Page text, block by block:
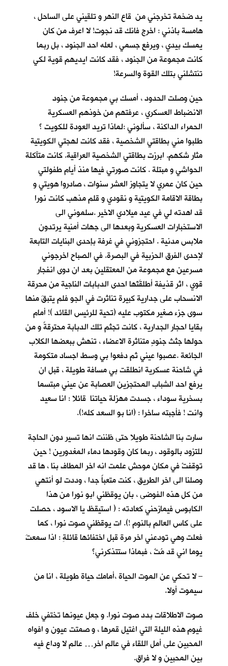
يد ضخمة تخرجني من قاع النهر و تلقيني على الساحل ،
هامسة باذني : اخرج فانك قد نجوت! لا اعرف من كان
يمسك بيدي ، ويرفع جسمي ، لعله احد الجنود ، بل ربما
كانت مجموعة من الجنود ، فقد كانت ايديهم قوية لكي
تنتشلني بتلك القوة والسرعة!
حين وصلت الحدود ، أمسك بي مجموعة من جنود
الانضباط العسكري ، عرفتهم من خوذهم العسكرية
الحمراء الداكنة ، سألوني :لماذا تريد العودة للكويت ؟
طلبوا مني بطاقتي الشخصية ، فقد كانت لهجتي الكويتية
مثار شكهم. ابرزت بطاقتي الشخصية العراقية. كانت متآكلة
الحواشي و مبتلة . كانت صورتي فيها منذ أيام طفولتي
حين كان عمري لا يتجاوز العشر سنوات ، صادروا هويتي و
بطاقة الاقامة الكويتية و نقودي و قلم مذهب كانت نورا
قد اهدته لي في عيد ميلادي الاخير .سلموني الى
الاستخبارات العسكرية وبعدها الى جهات أمنية يرتدون
ملابس مدنية . احتجزوني في غرفة بإحدى البنايات التابعة
لإحدى الفرق الحزبية في البصرة. في الصباح اخرجوني
مسرعين مع مجموعة من المعتقلين بعد ان دوى انفجار
قوي ، اثر قذيفة أطلقَتْها احدى الدبابات الناجية من محرقة
الانسحاب على جدارية كبيرة تناثرت في الجو فلم يتبقَ منها
سوى جزء صغير مكتوب عليه (تحية للرئيس القائد )! أمام
بقايا احجار الجدارية ، كانت تجثم تلك الدبابة محترقةً و من
حولها جثث جنودٍ متناثرة الاعضاء ، تنهش ببعضها الكلاب
الجائعة .عصبوا عيني ثم دفعوا بي وسط اجساد متكومة
في شاحنة عسكرية انطلقت بي مسافة طويلة ، قبل ان
يرفع احد الشباب المحتجزين العصابة عن عيني مبتسما
بسخرية سوداء ، جسدت مهزلة حياتنا قائلا : انا سعيد
وانت ! فأجبته ساخرا : (انا بو السعد كله!).
سارت بنا الشاحنة طويلا حتى ظننت انها تسير دون الحاجة
للتزود بالوقود ، ربما كان وقودها دماء المغدورين ! حين
توقفتْ في مكان موحش علمت انه اخر المطاف بنا ، ها قد
وصلنا الى اخر الطريق ، كنت متعباً جدا ، وددت لو أنتهي
من كل هذه الفوضى ، بان يوقظني ابو نورا من هذا
الكابوس فيمازحني كعادته : ( استيقظ يا الاسود ، حصلت
على كاس العالم بالنوم !). ات يوقظني صوت نورا ، كما
فعلت وهي تودعني اخر مرة قبل اختفائها قائلةِ : اذا سمعتَ
يوما اني قد مُتٌ ، فبماذا ستتذكرني؟
– لا تحكي عن الموت الحياة ،أمامك حياة طويلة ، انا من
سيموت أولا.
صوت الاطلاقات بدد صوت نورا. و جعل عيونها تختفي خلف
غيوم هذه الليلة التي اغتيل قمرها ، و صمتت عيون و افواه
المحبين على أمل اللقاء في عالم اخر… عالم لا وداع فيه
بين المحبين و لا فراق.